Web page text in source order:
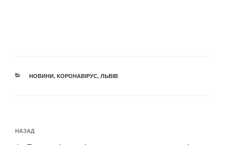
КАТЕГОРІЇ
НОВИНИ, КОРОНАВІРУС, ЛЬВІВ
записів
Попередній
НАЗАД